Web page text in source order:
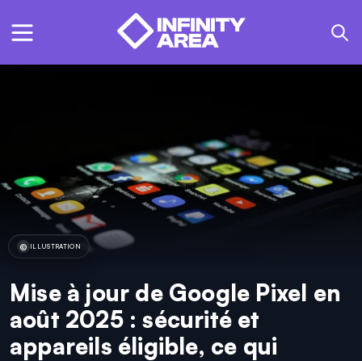
ILLUSTRATION
Mise à jour de Google Pixel en
août 2025 : sécurité et
appareils éligible, ce qui